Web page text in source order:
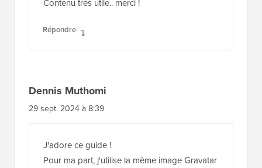
Contenu très utile.. merci !
Répondre
Dennis Muthomi
29 sept. 2024 à 8:39
J'adore ce guide !
Pour ma part, j'utilise la même image Gravatar